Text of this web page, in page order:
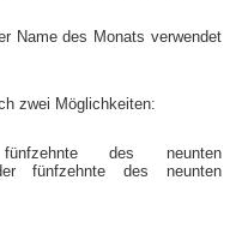
Name des Monats verwendet
zwei Möglichkeiten:
des neunten
fünfzehnte des neunten